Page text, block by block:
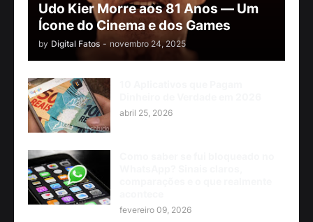
Udo Kier Morre aos 81 Anos — Um
Ícone do Cinema e dos Games
by Digital Fatos - novembro 24, 2025
abril 25, 2026
fevereiro 09, 2026